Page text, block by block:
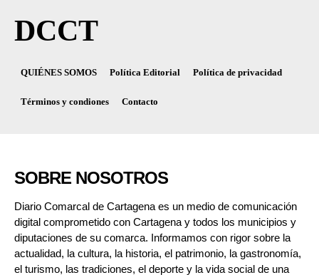
DCCT
QUIÉNES SOMOS Política Editorial Política de privacidad
Términos y condiones Contacto
SOBRE NOSOTROS
Diario Comarcal de Cartagena es un medio de comunicación
digital comprometido con Cartagena y todos los municipios y
diputaciones de su comarca. Informamos con rigor sobre la
actualidad, la cultura, la historia, el patrimonio, la gastronomía,
el turismo, las tradiciones, el deporte y la vida social de una